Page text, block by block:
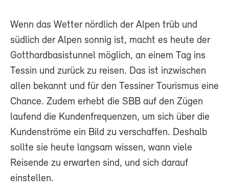
Wenn das Wetter nördlich der Alpen trüb und
südlich der Alpen sonnig ist, macht es heute der
Gotthardbasistunnel möglich, an einem Tag ins
Tessin und zurück zu reisen. Das ist inzwischen
allen bekannt und für den Tessiner Tourismus eine
Chance. Zudem erhebt die SBB auf den Zügen
laufend die Kundenfrequenzen, um sich über die
Kundenströme ein Bild zu verschaffen. Deshalb
sollte sie heute langsam wissen, wann viele
Reisende zu erwarten sind, und sich darauf
einstellen.